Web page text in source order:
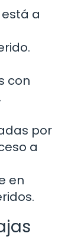
a
con
por
a
en